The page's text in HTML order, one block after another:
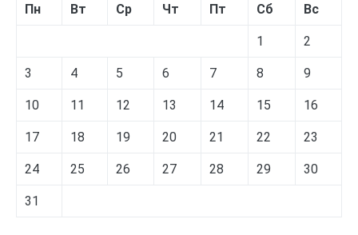
Пн Вт Ср Чт Пт Сб Вс
1 2
3 4 5 6 7 8 9
10 11 12 13 14 15 16
17 18 19 20 21 22 23
24 25 26 27 28 29 30
31